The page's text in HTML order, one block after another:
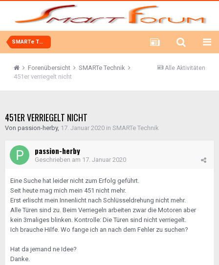
SMARTe Technik
Alle Aktivitäten
Forenübersicht
SMARTe Technik
451er verriegelt nicht
451ER VERRIEGELT NICHT
Von passion-herby, 17. Januar 2020 in SMARTe Technik
passion-herby
Geschrieben am 17. Januar 2020
Eine Suche hat leider nicht zum Erfolg geführt.
Seit heute mag mich mein 451 nicht mehr.
Erst erlischt mein Innenlicht nach Schlüsseldrehung nicht mehr.
Alle Türen sind zu. Beim Verriegeln arbeiten zwar die Motoren aber
kein 3maliges blinken. Kontrolle: Die Türen sind nicht verriegelt.
Ich brauche Hilfe. Wo fange ich an nach dem Fehler zu suchen?
Hat da jemand ne Idee?
Danke.